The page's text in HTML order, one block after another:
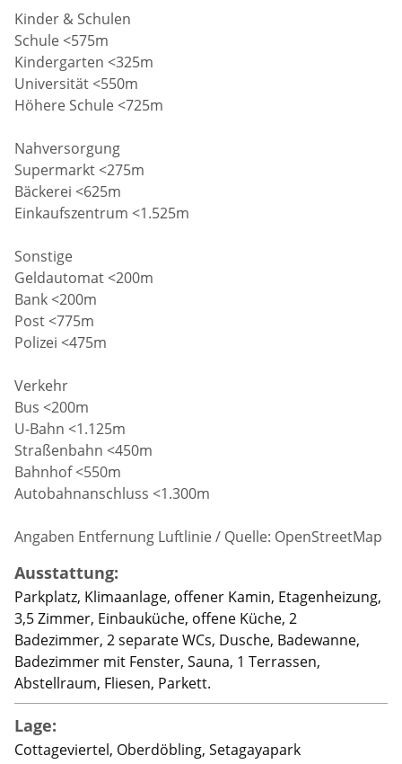
Kinder & Schulen
Schule <575m
Kindergarten <325m
Universität <550m
Höhere Schule <725m
Nahversorgung
Supermarkt <275m
Bäckerei <625m
Einkaufszentrum <1.525m
Sonstige
Geldautomat <200m
Bank <200m
Post <775m
Polizei <475m
Verkehr
Bus <200m
U-Bahn <1.125m
Straßenbahn <450m
Bahnhof <550m
Autobahnanschluss <1.300m
Angaben Entfernung Luftlinie / Quelle: OpenStreetMap
Ausstattung:
Parkplatz, Klimaanlage, offener Kamin, Etagenheizung,
3,5 Zimmer, Einbauküche, offene Küche, 2
Badezimmer, 2 separate WCs, Dusche, Badewanne,
Badezimmer mit Fenster, Sauna, 1 Terrassen,
Abstellraum, Fliesen, Parkett.
Lage:
Cottageviertel, Oberdöbling, Setagayapark